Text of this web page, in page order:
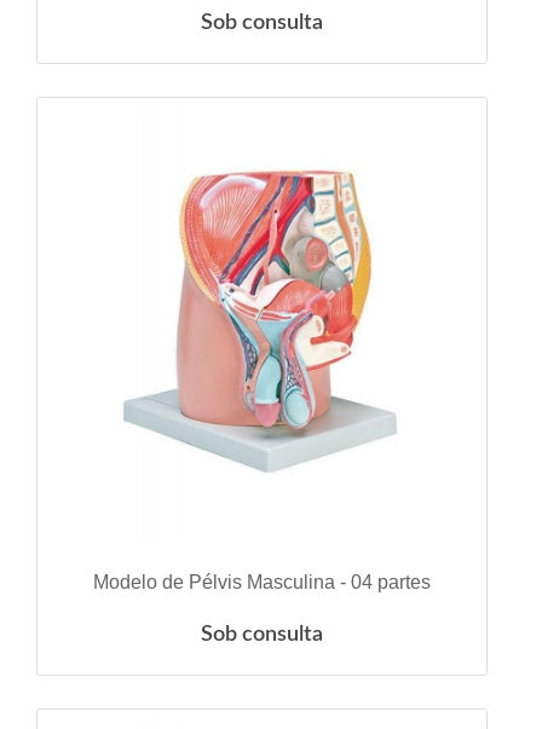
Sob consulta
VER DETALHES
Modelo de Pélvis Masculina - 04 partes
Sob consulta